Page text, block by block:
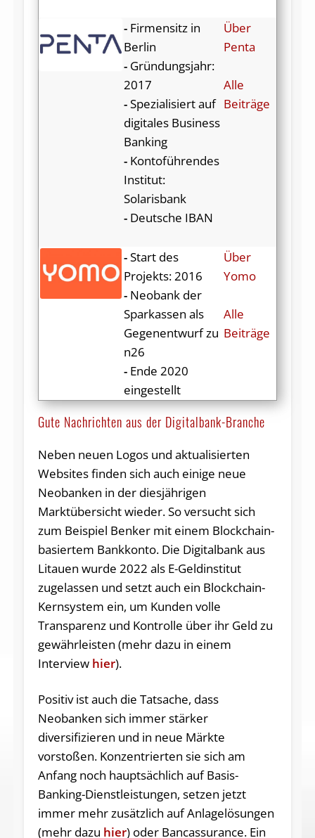
- Firmensitz in
Berlin
- Gründungsjahr:
2017
-Spezialisiert auf
digitales Business
Banking
- Kontoführendes
Institut:
Solarisbank
- Deutsche IBAN
Über
Penta
Alle
Beiträge
-Start des
Projekts: 2016
- Neobank der
Sparkassen als
Gegenentwurf zu
n26
- Ende 2020
eingestellt
Über
Yomo
Alle
Beiträge
Gute Nachrichten aus der Digitalbank-Branche
Neben neuen Logos und aktualisierten
Websites finden sich auch einige neue
Neobanken in der diesjährigen
Marktübersicht wieder. So versucht sich
zum Beispiel Benker mit einem Blockchain-
basiertem Bankkonto. Die Digitalbank aus
Litauen wurde 2022 als E-Geldinstitut
zugelassen und setzt auch ein Blockchain-
Kernsystem ein, um Kunden volle
Transparenz und Kontrolle über ihr Geld zu
gewährleisten (mehr dazu in einem
Interview hier).
Positiv ist auch die Tatsache, dass
Neobanken sich immer stärker
diversifizieren und in neue Märkte
vorstoßen. Konzentrierten sie sich am
Anfang noch hauptsächlich auf Basis-
Banking-Dienstleistungen, setzen jetzt
immer mehr zusätzlich auf Anlagelösungen
(mehr dazu hier) oder Bancassurance. Ein